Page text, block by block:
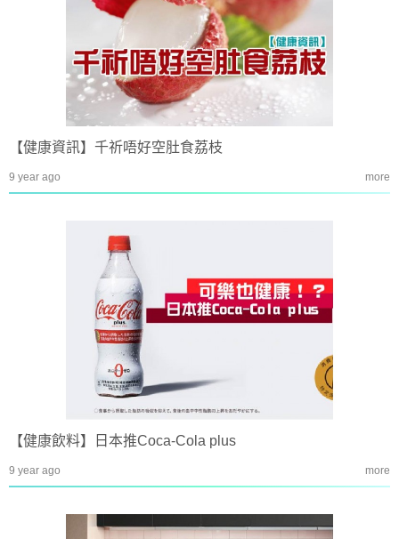
【健康資訊】千祈唔好空肚食荔枝
9 year ago more
【健康飲料】日本推Coca-Cola plus
9 year ago more